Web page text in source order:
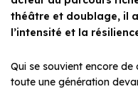
théâtre et doublage, il
l’intensité et la
Qui se souvient encore de
toute une génération